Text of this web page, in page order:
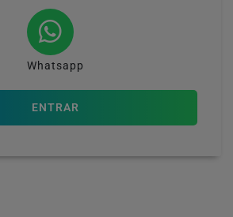
Whatsapp
ENTRAR